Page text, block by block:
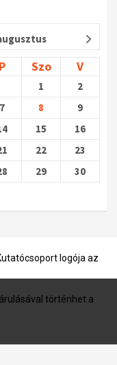
P Szo V
1
2
7 8
9
15
16
22
23
29
30
logója az
történhet a